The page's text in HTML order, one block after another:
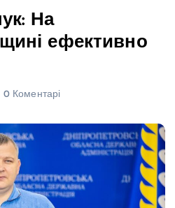
На
ефективно
0 Коментарі